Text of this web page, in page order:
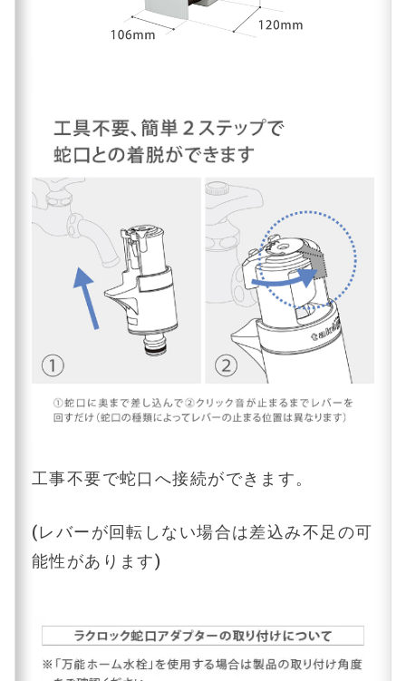
工事不要で蛇口へ接続ができます。
(レバーが回転しない場合は差込み不足の可
能性があります)